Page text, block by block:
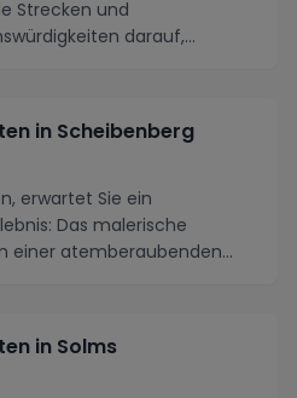
Strecken und
darauf,
in Scheibenberg
erwartet Sie ein
Das malerische
einer atemberaubenden
in Solms